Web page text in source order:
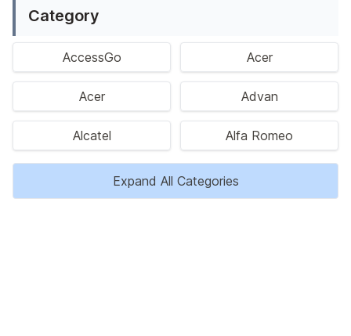
Category
AccessGo Acer
Acer Advan
Alcatel Alfa Romeo
Expand All Categories